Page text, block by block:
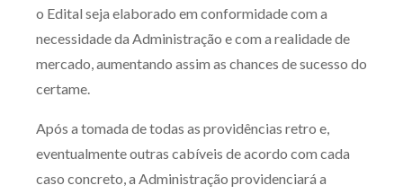
o Edital seja elaborado em conformidade com a
necessidade da Administração e com a realidade de
mercado, aumentando assim as chances de sucesso do
certame.
Após a tomada de todas as providências retro e,
eventualmente outras cabíveis de acordo com cada
caso concreto, a Administração providenciará a